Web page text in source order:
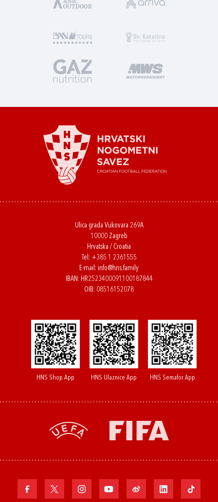
Ulica grada Vukovara 269A
10000 Zagreb
Hrvatska / Croatia
Tel: +385 1 2361555
E-mail: info@hns.family
IBAN: HR2523400091100187844
OIB: 08516152078
HNS Shop App HNS Ulaznice App HNS Semafor App